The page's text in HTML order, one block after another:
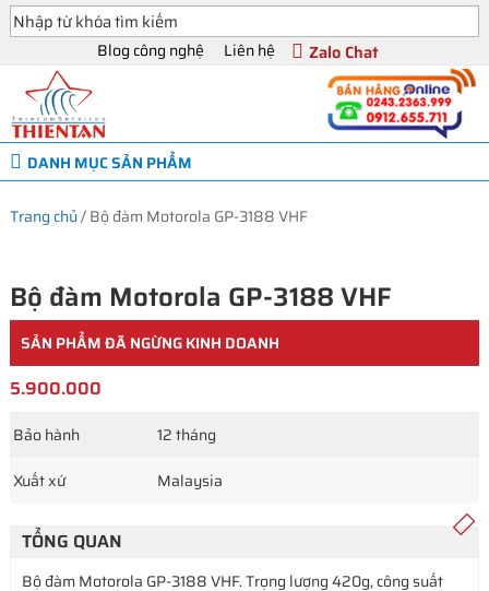
Blog công nghệ Liên hệ Zalo Chat
DANH MỤC SẢN PHẨM
Trang chủ/Bộ đàm Motorola GP-3188 VHF
Bộ đàm Motorola GP-3188 VHF
SẢN PHẨM ĐÃ NGỪNG KINH DOANH
5.900.000
Bảo hành
12 tháng
Xuất xứ
Malaysia
TỔNG QUAN
Bộ đàm Motorola GP-3188 VHF. Trọng lượng 420g, công suất